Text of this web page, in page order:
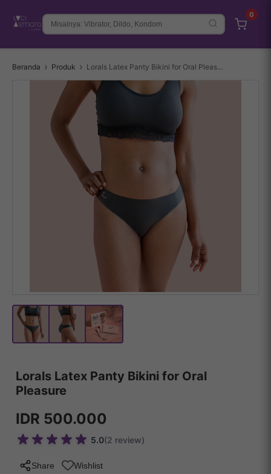
0
Beranda Produk
Lorals Latex Panty Bikini for Oral
Pleasure
IDR 500.000
5.0(2 review)
Share Wishlist